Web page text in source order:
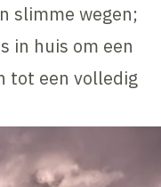
slimme wegen;
in huis om een
tot een volledig